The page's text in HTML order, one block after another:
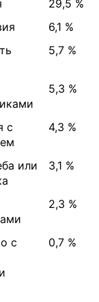
6,1 %
2,2 %
9,8 %
8,2 %